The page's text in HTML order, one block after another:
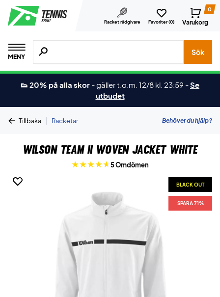
Racket rådgivare Favoriter (0)
0
Varukorg
MENY
Sök efter produkter, märken osv.
Sök
👟 20% på alla skor -gäller t.o.m. 12/8 kl. 23:59 -Se
utbudet
Tillbaka | Racketar Behöver du hjälp?
Wilson Team II Woven Jacket White
5 Omdömen
BLACK OUT
SPARA 71%